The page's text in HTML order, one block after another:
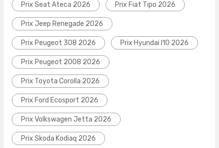
Prix Seat Ateca 2026 Prix Fiat Tipo 2026
Prix Jeep Renegade 2026
Prix Peugeot 308 2026 Prix Hyundai I10 2026
Prix Peugeot 2008 2026
Prix Toyota Corolla 2026
Prix Ford Ecosport 2026
Prix Volkswagen Jetta 2026
Prix Skoda Kodiaq 2026